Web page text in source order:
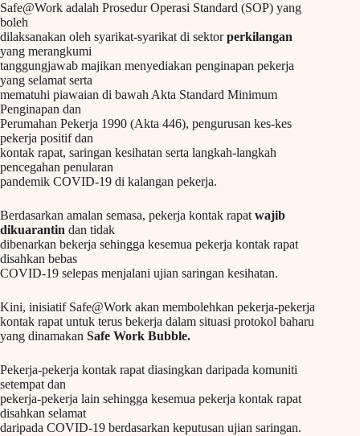
Safe@Work adalah Prosedur Operasi Standard (SOP) yang
boleh
dilaksanakan oleh syarikat-syarikat di sektorperkilangan
yang merangkumi
tanggungjawab majikan menyediakan penginapan pekerja
yang selamat serta
mematuhi piawaian di bawah Akta Standard Minimum
Penginapan dan
Perumahan Pekerja 1990 (Akta 446), pengurusan kes-kes
pekerja positif dan
kontak rapat, saringan kesihatan serta langkah-langkah
pencegahan penularan
pandemik COVID-19 di kalangan pekerja.
Berdasarkan amalan semasa, pekerja kontak rapat wajib
dikuarantin dan tidak
dibenarkan bekerja sehingga kesemua pekerja kontak rapat
disahkan bebas
COVID-19 selepas menjalani ujian saringan kesihatan.
Kini, inisiatif Safe@Work akan membolehkan pekerja-pekerja
kontak rapat untuk terus bekerja dalam situasi protokol baharu
yang dinamakan Safe Work Bubble.
Pekerja-pekerja kontak rapat diasingkan daripada komuniti
setempat dan
pekerja-pekerja lain sehingga kesemua pekerja kontak rapat
disahkan selamat
daripada COVID-19 berdasarkan keputusan ujian saringan.